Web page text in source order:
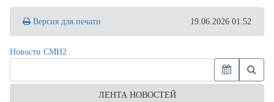
Версия для печати 19.06.2026 01:52
Новости СМИ2
ЛЕНТА НОВОСТЕЙ